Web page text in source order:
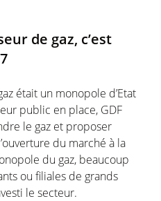
de gaz, c’est
était un monopole d’Etat
public en place, GDF
le gaz et proposer
du marché à la
du gaz, beaucoup
ou filiales de grands
le secteur.